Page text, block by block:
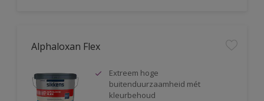
Alphaloxan Flex
Extreem hoge
buitenduurzaamheid mét
kleurbehoud